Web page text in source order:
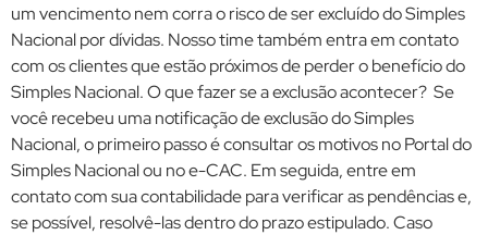
um vencimento nem corra o risco de ser excluído do Simples
Nacional por dívidas. Nosso time também entra em contato
com os clientes que estão próximos de perder o benefício do
Simples Nacional. O que fazer se a exclusão acontecer? Se
você recebeu uma notificação de exclusão do Simples
Nacional, o primeiro passo é consultar os motivos no Portal do
Simples Nacional ou no e-CAC. Em seguida, entre em
contato com sua contabilidade para verificar as pendências e,
se possível, resolvê-las dentro do prazo estipulado. Caso